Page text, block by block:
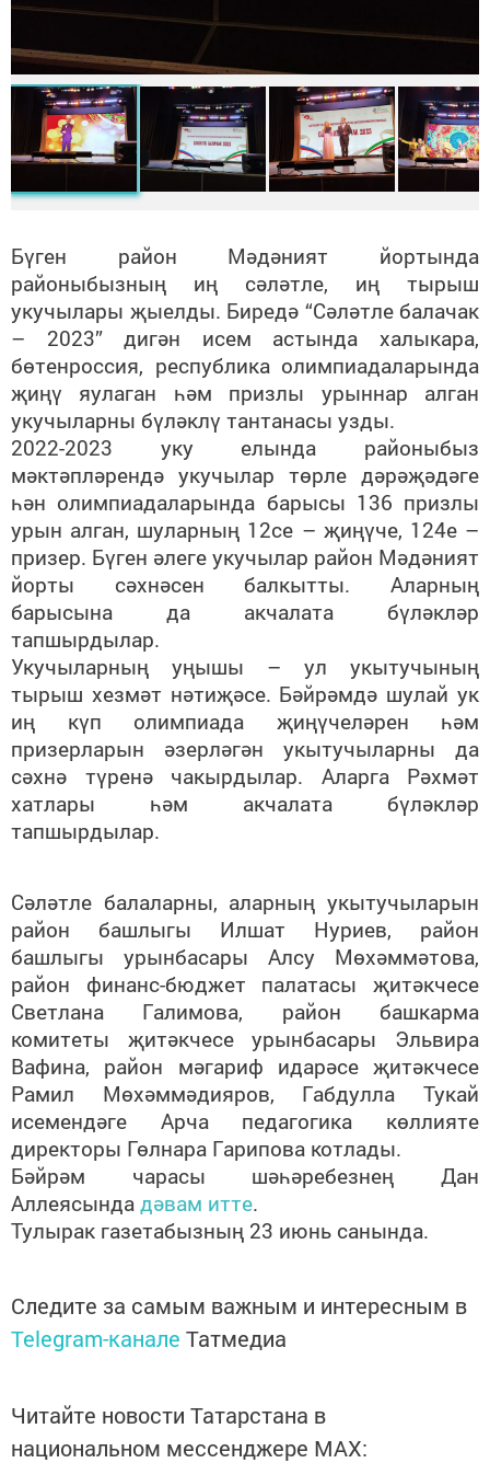
Бүген район Мәдәният йортында
районыбызның иң сәләтле, иң тырыш
укучылары җыелды. Биредә “Сәләтле балачак
– 2023” дигән исем астында халыкара,
бөтенроссия, республика олимпиадаларында
җиңү яулаган һәм призлы урыннар алган
укучыларны бүләклү тантанасы узды.
2022-2023 уку елында районыбыз
мәктәпләрендә укучылар төрле дәрәҗәдәге
һән олимпиадаларында барысы 136 призлы
урын алган, шуларның 12се – җиңүче, 124е –
призер. Бүген әлеге укучылар район Мәдәният
йорты сәхнәсен балкытты. Аларның
барысына да акчалата бүләкләр
тапшырдылар.
Укучыларның уңышы – ул укытучының
тырыш хезмәт нәтиҗәсе. Бәйрәмдә шулай ук
иң күп олимпиада җиңүчеләрен һәм
призерларын әзерләгән укытучыларны да
сәхнә түренә чакырдылар. Аларга Рәхмәт
хатлары һәм акчалата бүләкләр
тапшырдылар.
Сәләтле балаларны, аларның укытучыларын
район башлыгы Илшат Нуриев, район
башлыгы урынбасары Алсу Мөхәммәтова,
район финанс-бюджет палатасы җитәкчесе
Светлана Галимова, район башкарма
комитеты җитәкчесе урынбасары Эльвира
Вафина, район мәгариф идарәсе җитәкчесе
Рамил Мөхәммәдияров, Габдулла Тукай
исемендәге Арча педагогика көллияте
директоры Гөлнара Гарипова котлады.
Бәйрәм чарасы шәһәребезнең Дан
Аллеясында дәвам итте.
Тулырак газетабызның 23 июнь санында.
Следите за самым важным и интересным в
Telegram-канале Татмедиа
Читайте новости Татарстана в
национальном мессенджере MАХ: